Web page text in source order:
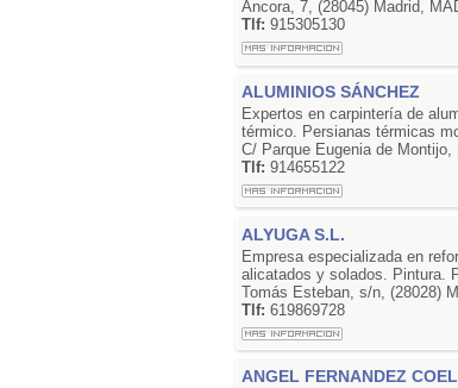
Ancora, 7, (28045) Madrid,
Tlf:915305130
ALUMINIOS SÁNCHEZ
Expertos en carpintería de
térmico. Persianas térmicas
C/ Parque Eugenia de
Tlf:914655122
ALYUGA S.L.
Empresa especializada en
alicatados y solados. Pintura.
Tomás Esteban, s/n, (28028)
Tlf:619869728
ANGEL FERNANDEZ